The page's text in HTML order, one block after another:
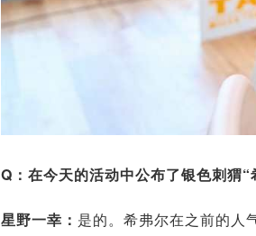
Q ：在今天的活动中公布了银色刺猬
星野一幸： 是的。希弗尔在之前的人